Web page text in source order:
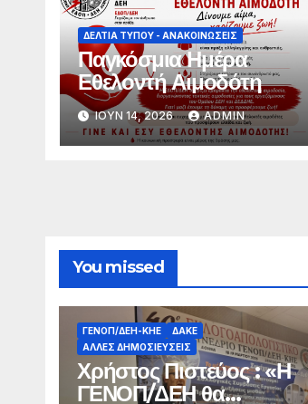
ΔΕΛΤΊΑ ΤΎΠΟΥ - ΑΝΑΚΟΙΝΏΣΕΙΣ
Παγκόσμια Ημέρα
Εθελοντή Αιμοδότη
ΙΟΎΝ 14, 2026 ADMIN
You missed
ΓΕΝΟΠ/ΔΕΗ-ΚΗΕ
ΔΑΚΕ
ΆΛΛΕΣ ΔΗΜΟΣΙΕΎΣΕΙΣ
Χρήστος Πιστεύος : «Η
ΓΕΝΟΠ/ΔΕΗ θα